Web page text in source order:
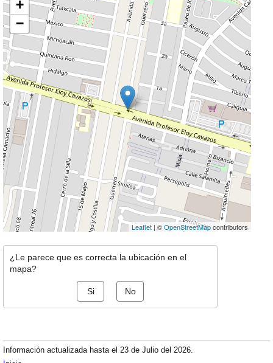
+
−
Leaflet | ©OpenStreetMapcontributors
¿Le parece que es correcta la ubicación en el
mapa?
Si No
Información actualizada hasta el 23 de Julio del 2026.